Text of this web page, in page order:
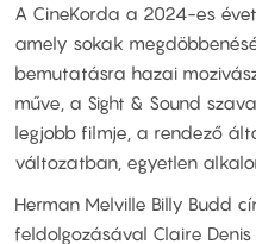
A CineKorda a 2024-es
amely sokak
bemutatásra hazai
műve, a Sight & Sound
legjobb filmje, a rendező
változatban, egyetlen
Herman Melville Billy Budd
feldolgozásával Claire